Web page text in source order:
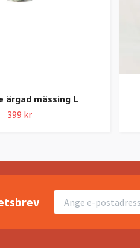
ärgad mässing L
399 kr